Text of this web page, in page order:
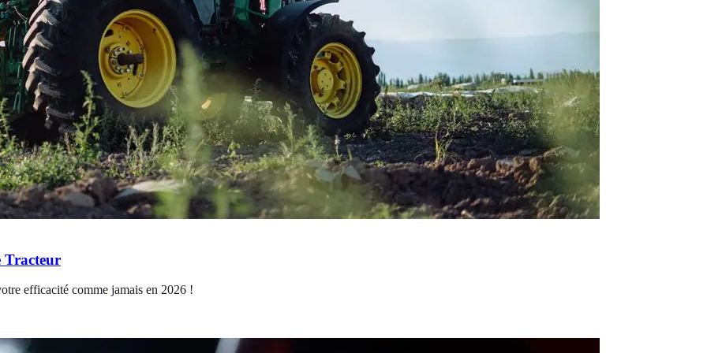
Tracteur
efficacité comme jamais en 2026 !